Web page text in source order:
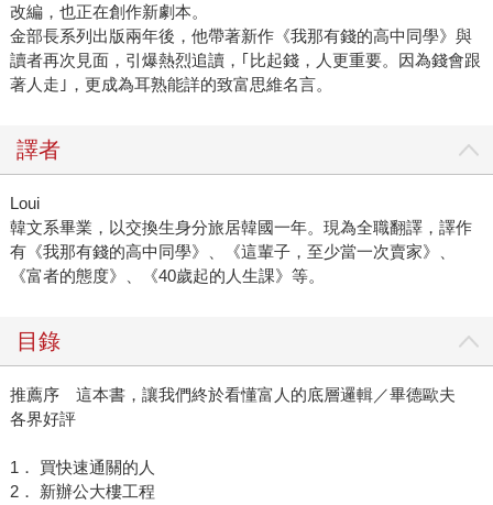
改編，也正在創作新劇本。
金部長系列出版兩年後，他帶著新作《我那有錢的高中同學》與
讀者再次見面，引爆熱烈追讀，｢比起錢，人更重要。因為錢會跟
著人走｣，更成為耳熟能詳的致富思維名言。
譯者
Loui
韓文系畢業，以交換生身分旅居韓國一年。現為全職翻譯，譯作
有《我那有錢的高中同學》、《這輩子，至少當一次賣家》、
《富者的態度》、《40歲起的人生課》等。
目錄
推薦序 這本書，讓我們終於看懂富人的底層邏輯／畢德歐夫
各界好評
1． 買快速通關的人
2． 新辦公大樓工程